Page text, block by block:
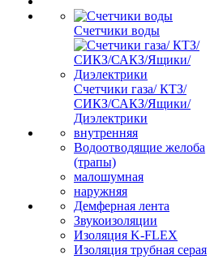
Счетчики воды
Счетчики газа/ КТЗ/
СИКЗ/САКЗ/Ящики/
Диэлектрики
внутренняя
Водоотводящие желоба
(трапы)
малошумная
наружняя
Демферная лента
Звукоизоляции
Изоляция K-FLEX
Изоляция трубная серая